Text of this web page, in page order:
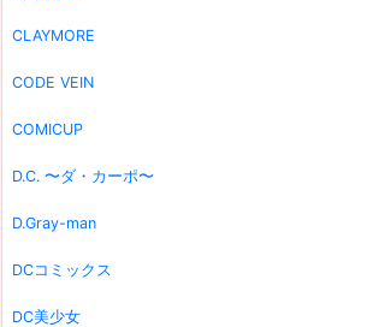
CLAYMORE
CODE VEIN
COMICUP
D.C. 〜ダ・カーポ〜
D.Gray-man
DCコミックス
DC美少女